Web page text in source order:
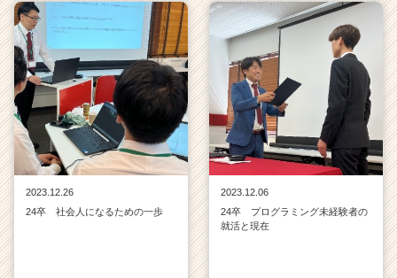
2023.12.26
24卒 社会人になるための一歩
2023.12.06
24卒 プログラミング未経験者の
就活と現在